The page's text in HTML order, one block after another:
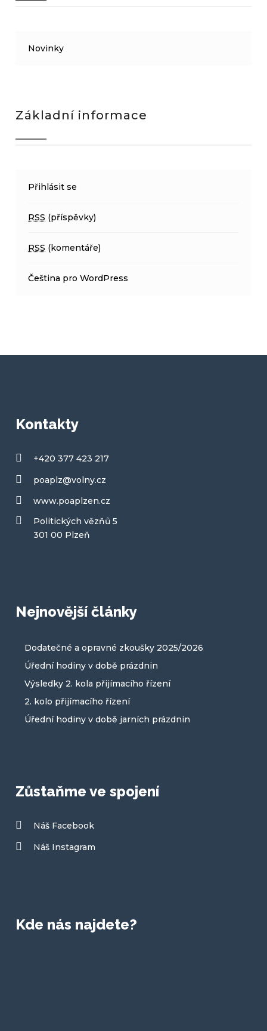
Novinky
Základní informace
Přihlásit se
RSS (příspěvky)
RSS (komentáře)
Čeština pro WordPress
Kontakty
+420 377 423 217
poaplz@volny.cz
www.poaplzen.cz
Politických vězňů 5
301 00 Plzeň
Nejnovější články
Dodatečné a opravné zkoušky 2025/2026
Úřední hodiny v době prázdnin
Výsledky 2. kola přijímacího řízení
2. kolo přijímacího řízení
Úřední hodiny v době jarních prázdnin
Zůstaňme ve spojení
Náš Facebook
Náš Instagram
Kde nás najdete?